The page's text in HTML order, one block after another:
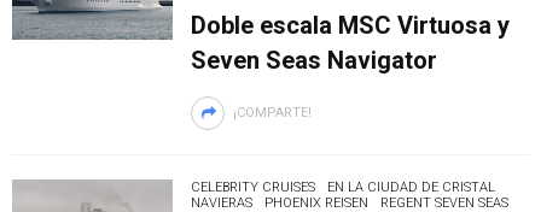
Doble escala MSC Virtuosa y
Seven Seas Navigator
¡COMPARTE!
CELEBRITY CRUISES
EN LA CIUDAD DE CRISTAL
NAVIERAS
PHOENIX REISEN REGENT SEVEN SEAS